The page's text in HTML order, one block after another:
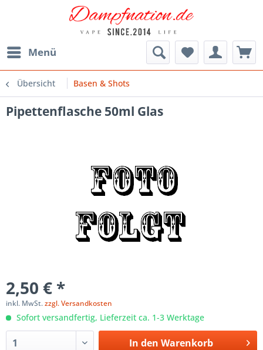
Menü
Übersicht Basen & Shots
Pipettenflasche 50ml Glas
2,50 € *
inkl. MwSt.zzgl. Versandkosten
Sofort versandfertig, Lieferzeit ca. 1-3 Werktage
In den Warenkorb